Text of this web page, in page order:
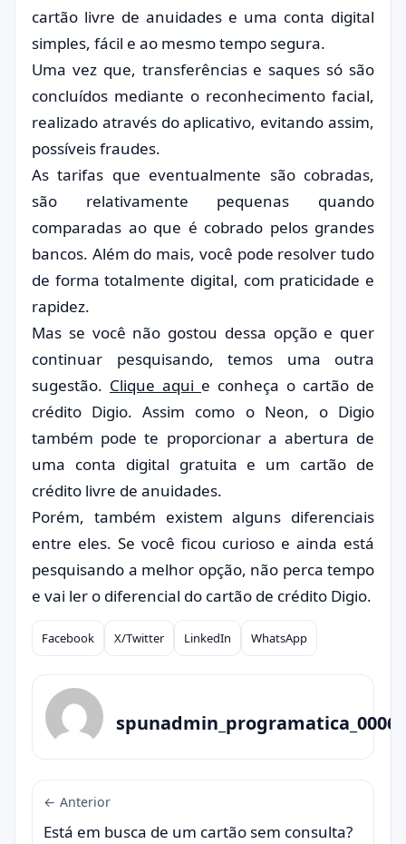
cartão livre de anuidades e uma conta digital
simples, fácil e ao mesmo tempo segura.
Uma vez que, transferências e saques só são
concluídos mediante o reconhecimento facial,
realizado através do aplicativo, evitando assim,
possíveis fraudes.
As tarifas que eventualmente são cobradas,
são relativamente pequenas quando
comparadas ao que é cobrado pelos grandes
bancos. Além do mais, você pode resolver tudo
de forma totalmente digital, com praticidade e
rapidez.
Mas se você não gostou dessa opção e quer
continuar pesquisando, temos uma outra
sugestão. Clique aqui e conheça o cartão de
crédito Digio. Assim como o Neon, o Digio
também pode te proporcionar a abertura de
uma conta digital gratuita e um cartão de
crédito livre de anuidades.
Porém, também existem alguns diferenciais
entre eles. Se você ficou curioso e ainda está
pesquisando a melhor opção, não perca tempo
e vai ler o diferencial do cartão de crédito Digio.
Compartilhar
Facebook X/Twitter LinkedIn WhatsApp
spunadmin_programatica_0006
← Anterior
Está em busca de um cartão sem consulta?